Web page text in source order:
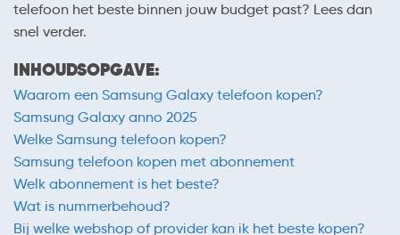
telefoon het beste binnen jouw budget past? Lees dan
snel verder.
INHOUDSOPGAVE:
Waarom een Samsung Galaxy telefoon kopen?
Samsung Galaxy anno 2025
Welke Samsung telefoon kopen?
Samsung telefoon kopen met abonnement
Welk abonnement is het beste?
Wat is nummerbehoud?
Bij welke webshop of provider kan ik het beste kopen?